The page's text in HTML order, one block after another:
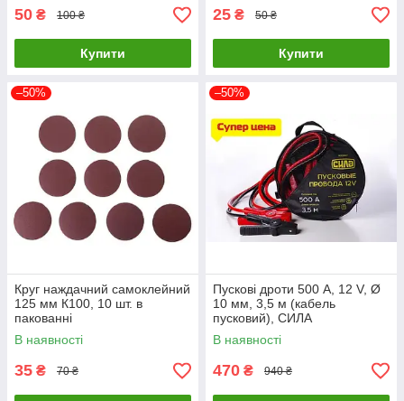
50 ₴ 100 ₴
Купити
25 ₴ 50 ₴
Купити
–50%
Круг наждачний самоклейний
125 мм К100, 10 шт. в
пакованні
В наявності
35 ₴ 70 ₴
–50%
Пускові дроти 500 А, 12 V, Ø
10 мм, 3,5 м (кабель
пусковий), СИЛА
морозостійке обплетення
В наявності
470 ₴ 940 ₴